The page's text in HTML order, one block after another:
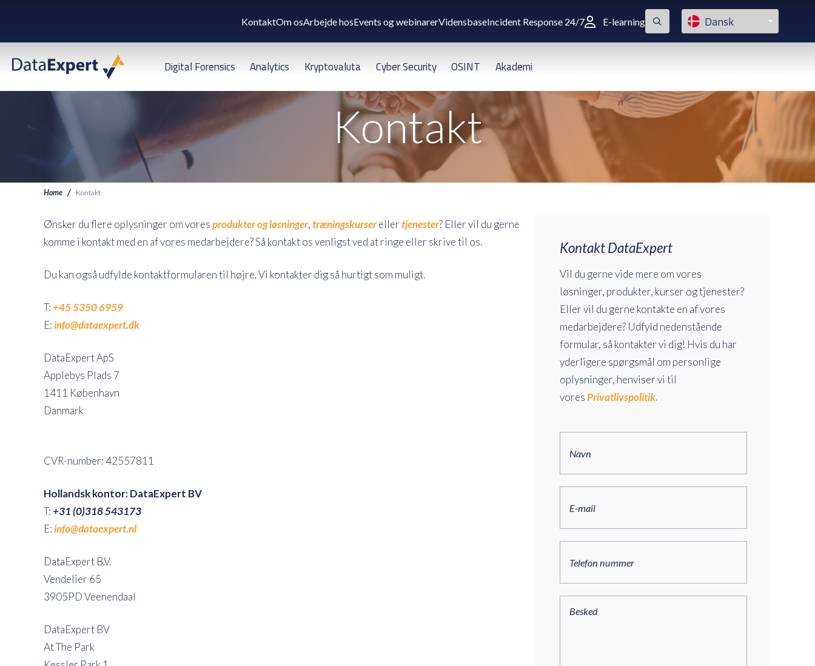
KontaktOm osArbejde hosEvents og webinarerVidensbaseIncident Response 24/7 E-learning Dansk
Digital Forensics Analytics Kryptovaluta Cyber Security OSINT Akademi
Kontakt
Home Kontakt
Ønsker du flere oplysninger om voresprodukter og løsninger,træningskurserellertjenester? Eller vil du gerne
komme i kontakt med en af vores medarbejdere? Så kontakt os venligst ved at ringe eller skrive til os.
Du kan også udfylde kontaktformularen til højre. Vi kontakter dig så hurtigt som muligt.
T: +45 5350 6959
E:info@dataexpert.dk
DataExpert ApS
Applebys Plads 7
1411 København
Danmark
CVR-number: 42557811
Hollandsk kontor: DataExpert BV
T: +31 (0)318 543173
E:info@dataexpert.nl
DataExpert B.V.
Vendelier 65
3905PD Veenendaal
DataExpert BV
At The Park
Kontakt DataExpert
Vil du gerne vide mere om vores
løsninger, produkter, kurser og tjenester?
Eller vil du gerne kontakte en af vores
medarbejdere? Udfyld nedenstående
formular, så kontakter vi dig! Hvis du har
yderligere spørgsmål om personlige
oplysninger, henviser vi til
voresPrivatlivspolitik.